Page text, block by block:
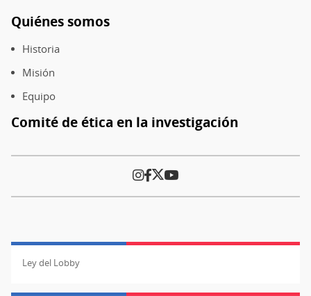
Pie
de
página
Quiénes somos
Historia
Misión
Equipo
Comité de ética en la investigación
Ley del Lobby